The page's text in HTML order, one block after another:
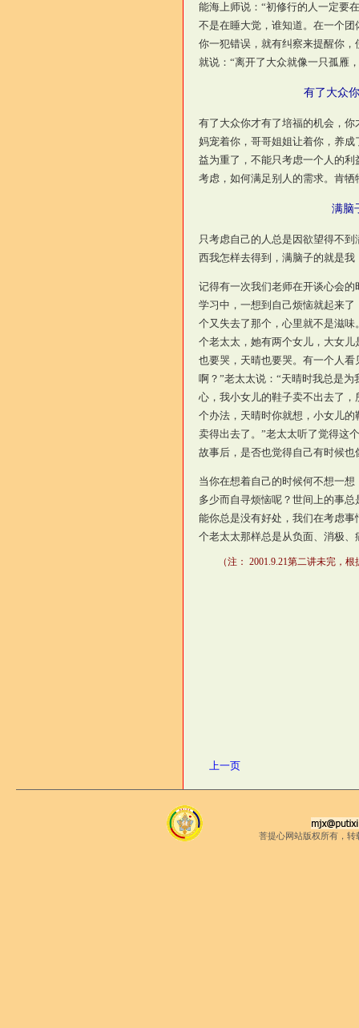
能海上师说：“初修行的人一定要
不是在睡大觉，谁知道。在一个
你一犯错误，就有纠察来提醒你
就说：“离开了大众就像一只孤雁
有了大众
有了大众你才有了培福的机会，
妈宠着你，哥哥姐姐让着你，养
益为重了，不能只考虑一个人的
考虑，如何满足别人的需求。肯
满脑
只考虑自己的人总是因欲望得不
西我怎样去得到，满脑子的就是
记得有一次我们老师在开谈心会
学习中，一想到自己烦恼就起来
个又失去了那个，心里就不是滋
个老太太，她有两个女儿，大女
也要哭，天晴也要哭。有一个人
啊？”老太太说：“天晴时我总是
心，我小女儿的鞋子卖不出去了
个办法，天晴时你就想，小女儿
卖得出去了。”老太太听了觉得这
故事后，是否也觉得自己有时候
当你在想着自己的时候何不想一
多少而自寻烦恼呢？世间上的事
能你总是没有好处，我们在考虑
个老太太那样总是从负面、消极
（注： 2001.9.21第二讲未完，根
上一页
菩提心网站版权所有，